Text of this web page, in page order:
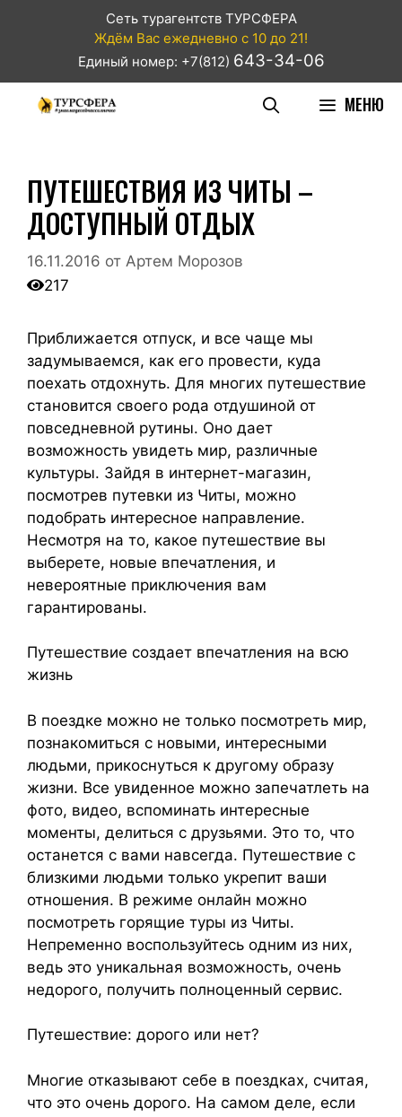
Сеть турагентств ТУРСФЕРА
Ждём Вас ежедневно с 10 до 21!
Единый номер: +7(812) 643-34-06
МЕНЮ
ПУТЕШЕСТВИЯ ИЗ ЧИТЫ –
ДОСТУПНЫЙ ОТДЫХ
16.11.2016 от Артем Морозов
217
Приближается отпуск, и все чаще мы
задумываемся, как его провести, куда
поехать отдохнуть. Для многих путешествие
становится своего рода отдушиной от
повседневной рутины. Оно дает
возможность увидеть мир, различные
культуры. Зайдя в интернет-магазин,
посмотрев путевки из Читы, можно
подобрать интересное направление.
Несмотря на то, какое путешествие вы
выберете, новые впечатления, и
невероятные приключения вам
гарантированы.
Путешествие создает впечатления на всю
жизнь
В поездке можно не только посмотреть мир,
познакомиться с новыми, интересными
людьми, прикоснуться к другому образу
жизни. Все увиденное можно запечатлеть на
фото, видео, вспоминать интересные
моменты, делиться с друзьями. Это то, что
останется с вами навсегда. Путешествие с
близкими людьми только укрепит ваши
отношения. В режиме онлайн можно
посмотреть горящие туры из Читы.
Непременно воспользуйтесь одним из них,
ведь это уникальная возможность, очень
недорого, получить полноценный сервис.
Путешествие: дорого или нет?
Многие отказывают себе в поездках, считая,
что это очень дорого. На самом деле, если